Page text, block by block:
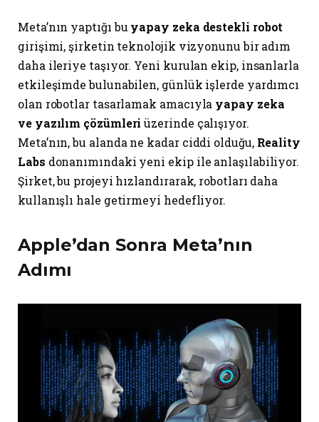
Meta’nın yaptığı bu yapay zeka destekli robot
girişimi, şirketin teknolojik vizyonunu bir adım
daha ileriye taşıyor. Yeni kurulan ekip, insanlarla
etkileşimde bulunabilen, günlük işlerde yardımcı
olan robotlar tasarlamak amacıyla yapay zeka
ve yazılım çözümleri üzerinde çalışıyor.
Meta’nın, bu alanda ne kadar ciddi olduğu, Reality
Labs donanımındaki yeni ekip ile anlaşılabiliyor.
Şirket, bu projeyi hızlandırarak, robotları daha
kullanışlı hale getirmeyi hedefliyor.
Apple’dan Sonra Meta’nın
Adımı